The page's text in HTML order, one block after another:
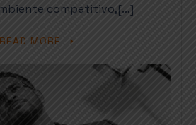
competitivo,[…]
READ MORE